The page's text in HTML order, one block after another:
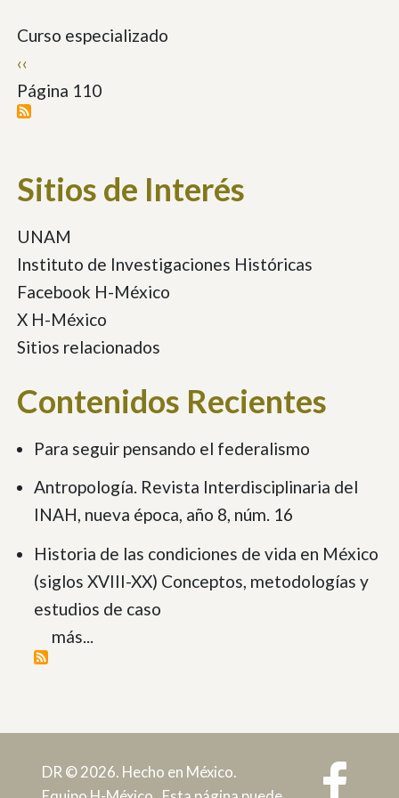
Curso especializado
Paginación
Página
anterior
‹‹
Página 110
Sitios de Interés
UNAM
Instituto de Investigaciones Históricas
Facebook H-México
X H-México
Sitios relacionados
Contenidos Recientes
Para seguir pensando el federalismo
Antropología. Revista Interdisciplinaria del
INAH, nueva época, año 8, núm. 16
Historia de las condiciones de vida en México
(siglos XVIII-XX) Conceptos, metodologías y
estudios de caso
más...
DR © 2026. Hecho en México.